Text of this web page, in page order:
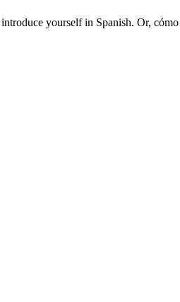
yourself in Spanish. Or,